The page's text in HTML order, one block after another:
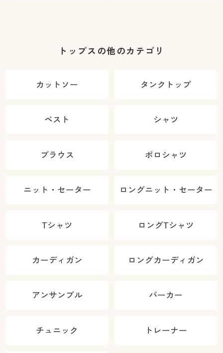
トップスの他のカテゴリ
カットソー タンクトップ
ベスト シャツ
ブラウス ポロシャツ
ニット・セーター ロングニット・セーター
Tシャツ ロングTシャツ
カーディガン ロングカーディガン
アンサンブル パーカー
チュニック トレーナー